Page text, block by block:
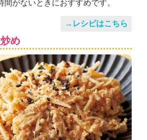
間がないときにおすすめです。
→レシピはこちら
め